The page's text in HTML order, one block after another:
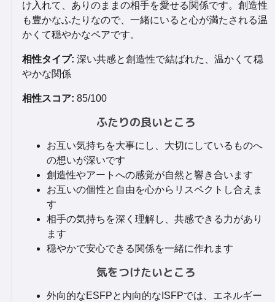
け入れて、ありのままの相手を愛せる関係です。創造性
も豊かなふたりなので、一緒にいると心が満たされる温
かくて穏やかなペアです。
相性タイプ: 深い共感と創造性で結ばれた、温かくて穏
やかな関係
相性スコア: 85/100
ふたりの良いところ
お互い気持ちを大事にし、大切にしているものへ
の想いが深いです
創造性やアートへの感覚が自然と響き合います
お互いの個性と自由を心からリスペクトし合えま
す
相手の気持ちを深く理解し、共感できる力があり
ます
穏やかで安心できる関係を一緒に作れます
気をつけたいところ
外向的なESFPと内向的なISFPでは、エネルギー